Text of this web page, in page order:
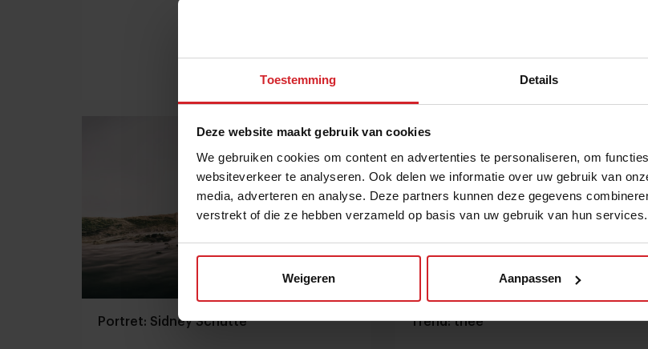
Toestemming Details
Deze website maakt gebruik van cookies
We gebruiken cookies om content en advertenties te personaliseren, om
websiteverkeer te analyseren. Ook delen we informatie over uw gebruik van
media, adverteren en analyse. Deze partners kunnen deze gegevens
verstrekt of die ze hebben verzameld op basis van uw gebruik van hun services.
Weigeren Aanpassen
8 september 2009| 1 min 8 september 2009
Portret: Sidney Schutte Trend: thee